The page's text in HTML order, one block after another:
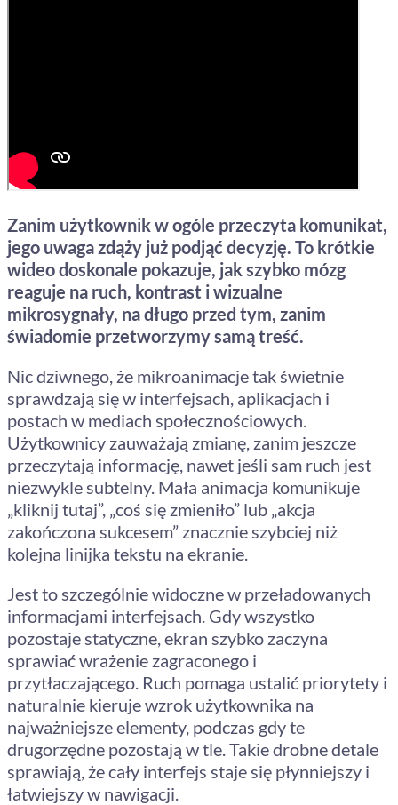
Zanim użytkownik w ogóle przeczyta komunikat,
jego uwaga zdąży już podjąć decyzję. To krótkie
wideo doskonale pokazuje, jak szybko mózg
reaguje na ruch, kontrast i wizualne
mikrosygnały, na długo przed tym, zanim
świadomie przetworzymy samą treść.
Nic dziwnego, że mikroanimacje tak świetnie
sprawdzają się w interfejsach, aplikacjach i
postach w mediach społecznościowych.
Użytkownicy zauważają zmianę, zanim jeszcze
przeczytają informację, nawet jeśli sam ruch jest
niezwykle subtelny. Mała animacja komunikuje
„kliknij tutaj”, „coś się zmieniło” lub „akcja
zakończona sukcesem” znacznie szybciej niż
kolejna linijka tekstu na ekranie.
Jest to szczególnie widoczne w przeładowanych
informacjami interfejsach. Gdy wszystko
pozostaje statyczne, ekran szybko zaczyna
sprawiać wrażenie zagraconego i
przytłaczającego. Ruch pomaga ustalić priorytety i
naturalnie kieruje wzrok użytkownika na
najważniejsze elementy, podczas gdy te
drugorzędne pozostają w tle. Takie drobne detale
sprawiają, że cały interfejs staje się płynniejszy i
łatwiejszy w nawigacji.